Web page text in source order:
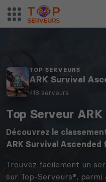
TOP SERVEURS
ARK Survival
418 serveurs
Top Serveur
Découvrez le
ARK Survival Ascended
Trouvez facilement un
sur Top-Serveurs®, parmi